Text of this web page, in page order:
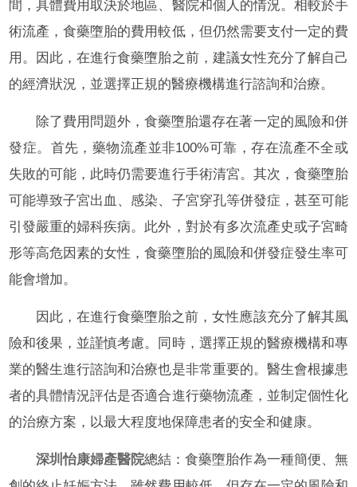
間，具體費用取決於地區、醫院和個人的情況。相較於手
術流產，食藥墮胎的費用較低，但仍然需要支付一定的費
用。因此，在進行食藥墮胎之前，建議女性充分了解自己
的經濟狀況，並選擇正規的醫療機構進行諮詢和治療。
除了費用問題外，食藥墮胎還存在著一定的風險和併
發症。首先，藥物流產並非100%可靠，存在流產不全或
失敗的可能，此時仍需要進行手術清宮。其次，食藥墮胎
可能導致子宮出血、感染、子宮穿孔等併發症，甚至可能
引發嚴重的婦科疾病。此外，對於有多次流產史或子宮畸
形等高危因素的女性，食藥墮胎的風險和併發症發生率可
能會增加。
因此，在進行食藥墮胎之前，女性應該充分了解其風
險和後果，並謹慎考慮。同時，選擇正規的醫療機構和專
業的醫生進行諮詢和治療也是非常重要的。醫生會根據患
者的具體情況評估是否適合進行藥物流產，並制定個性化
的治療方案，以最大程度地保障患者的安全和健康。
深圳怡康婦產醫院總結：食藥墮胎作為一種簡便、無